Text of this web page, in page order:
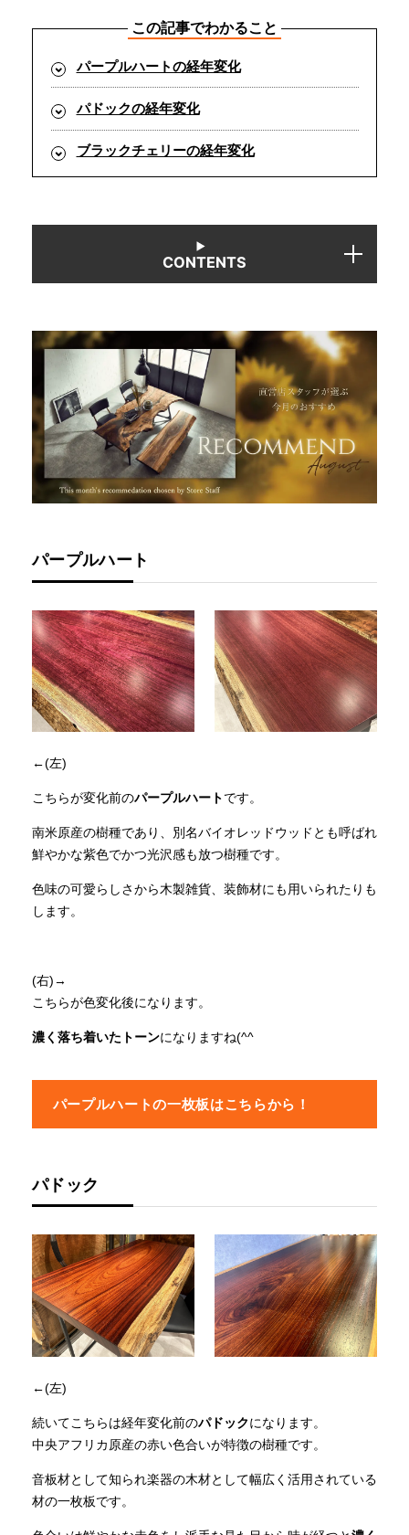
よくあるご質問
お問い合わせ
この記事でわかること
パープルハートの経年変化
パドックの経年変化
ブラックチェリーの経年変化
CONTENTS
パープルハート
←(左)
こちらが変化前のパープルハートです。
南米原産の樹種であり、別名バイオレッドウッドとも呼ばれ
鮮やかな紫色でかつ光沢感も放つ樹種です。
色味の可愛らしさから木製雑貨、装飾材にも用いられたりも
します。
(右)→
こちらが色変化後になります。
濃く落ち着いたトーンになりますね(^^
パープルハートの一枚板はこちらから！
パドック
←(左)
続いてこちらは経年変化前のパドックになります。
中央アフリカ原産の赤い色合いが特徴の樹種です。
音板材として知られ楽器の木材として幅広く活用されている
材の一枚板です。